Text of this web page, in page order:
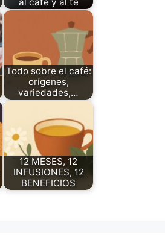
al café y al té
Todo sobre el café:
orígenes,
variedades,…
12 MESES, 12
INFUSIONES, 12
BENEFICIOS